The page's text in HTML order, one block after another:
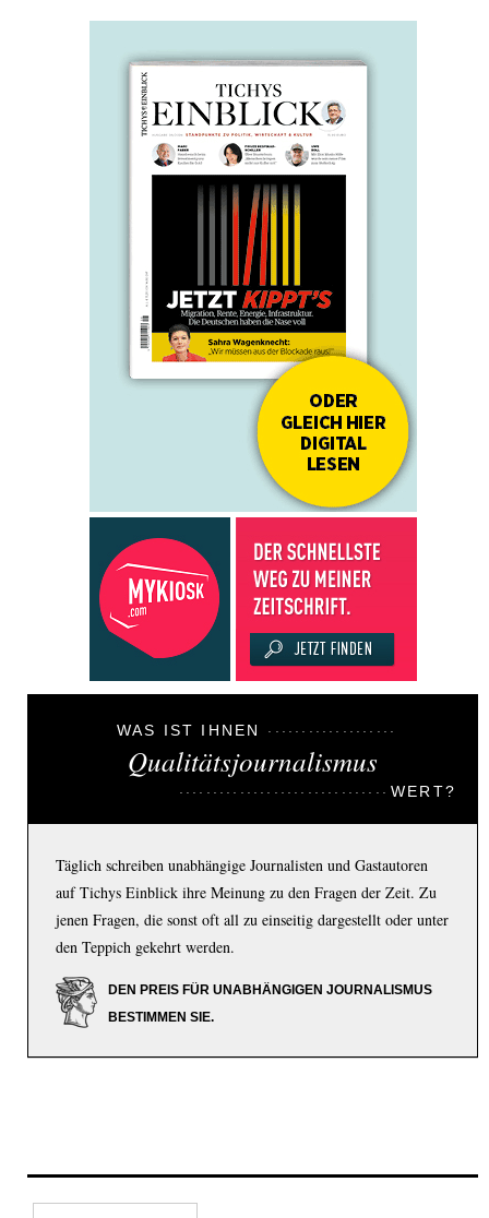
WAS IST IHNEN
Qualitätsjournalismus
WERT?
Täglich schreiben unabhängige Journalisten und Gastautoren
auf Tichys Einblick ihre Meinung zu den Fragen der Zeit. Zu
jenen Fragen, die sonst oft all zu einseitig dargestellt oder unter
den Teppich gekehrt werden.
DEN PREIS FÜR UNABHÄNGIGEN JOURNALISMUS
BESTIMMEN SIE.